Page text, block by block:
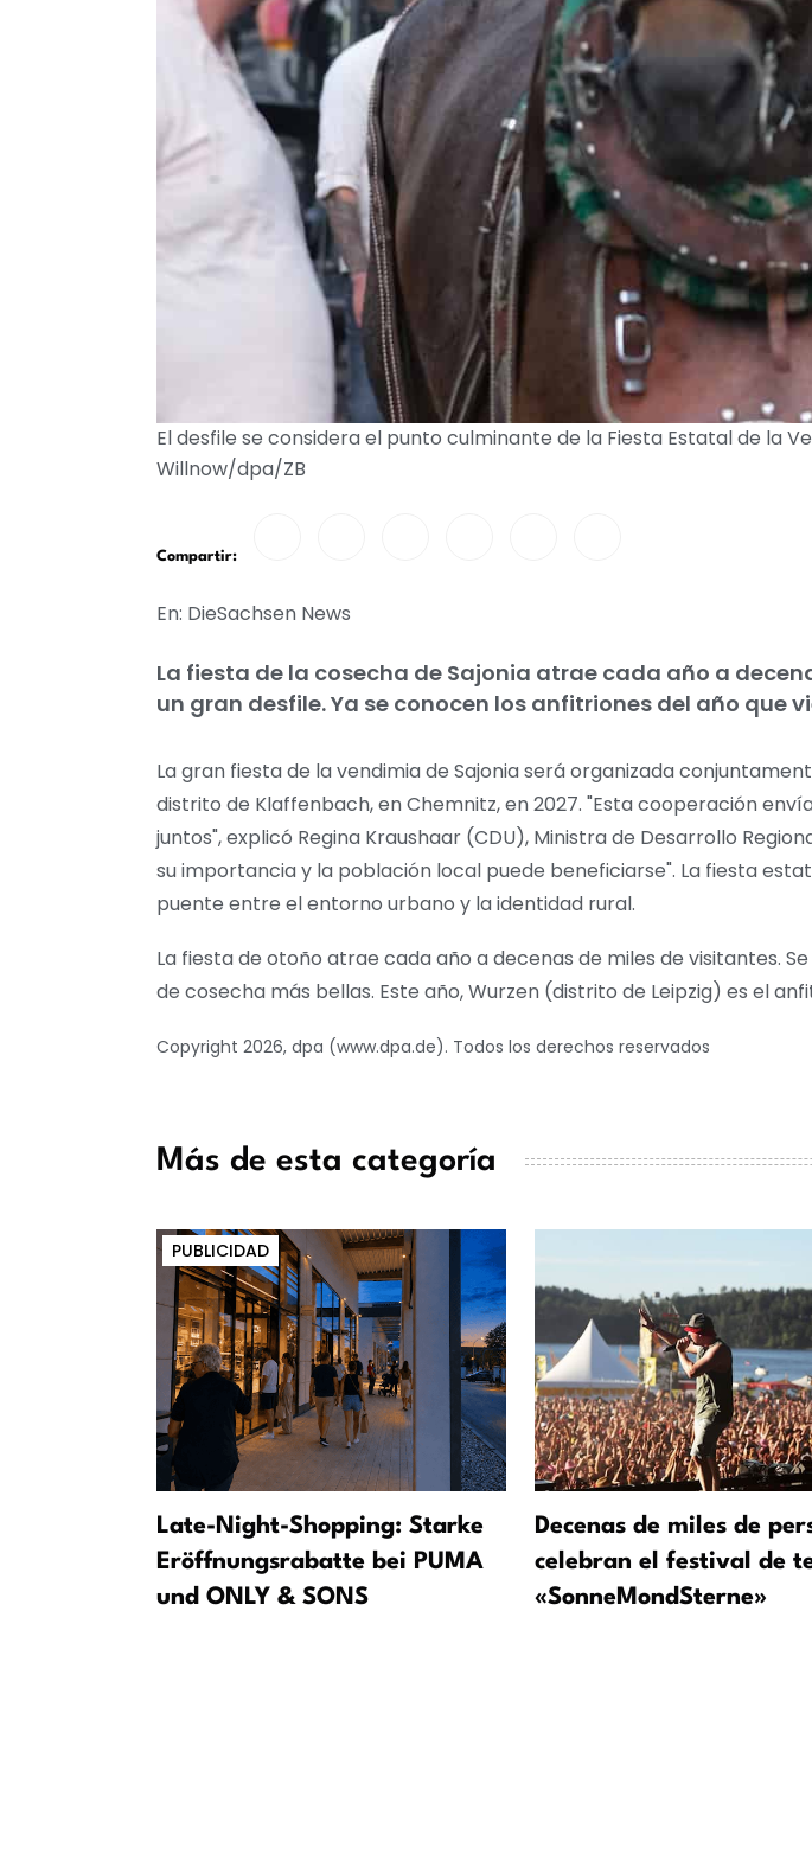
El desfile se considera el punto culminante de la Fiesta Estatal de la
Willnow/dpa/ZB
Compartir:
En: DieSachsen News
La fiesta de la cosecha de Sajonia atrae cada año a
un gran desfile. Ya se conocen los anfitriones del año que
La gran fiesta de la vendimia de Sajonia será organizada
distrito de Klaffenbach, en Chemnitz, en 2027. "Esta cooperación
juntos", explicó Regina Kraushaar (CDU), Ministra de Desarrollo
su importancia y la población local puede beneficiarse". La fiesta
puente entre el entorno urbano y la identidad rural.
La fiesta de otoño atrae cada año a decenas de miles de visitantes.
de cosecha más bellas. Este año, Wurzen (distrito de Leipzig) es el
Copyright 2026, dpa (www.dpa.de). Todos los derechos reservados
Más de esta categoría
PUBLICIDAD
Late-Night-Shopping: Starke
Eröffnungsrabatte bei PUMA
und ONLY & SONS
Decenas de miles de
celebran el festival de
«SonneMondSterne»